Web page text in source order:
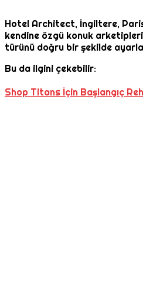
Hotel Architect, İngiltere,
kendine özgü konuk arketipleri
türünü doğru bir şekilde
Bu da ilgini çekebilir:
Shop Titans İçin Başlangıç